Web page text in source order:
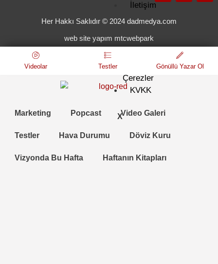
İletişim
Künye
Koşulları
Çerezler
KVKK
X
Her Hakkı Saklıdır © 2024 dadmedya.com
web site yapım mtcwebpark
Videolar Testler Gönüllü Yazar Ol
Marketing Popcast Video Galeri
Testler Hava Durumu Döviz Kuru
Vizyonda Bu Hafta Haftanın Kitapları